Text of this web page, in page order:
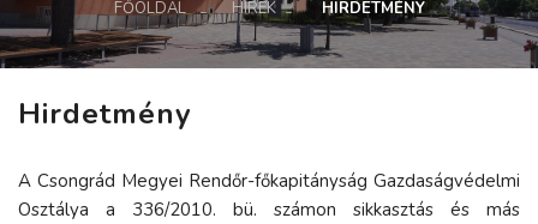
FŐOLDAL HÍREK HIRDETMÉNY
Hirdetmény
A Csongrád Megyei Rendőr-főkapitányság Gazdaságvédelmi
Osztálya a 336/2010. bü. számon sikkasztás és más